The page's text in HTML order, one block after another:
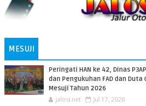
MESUJI
Peringati HAN ke 42, Dinas
dan Pengukuhan FAD dan Duta
Mesuji Tahun 2026
jalosi.net Jul 17, 2026